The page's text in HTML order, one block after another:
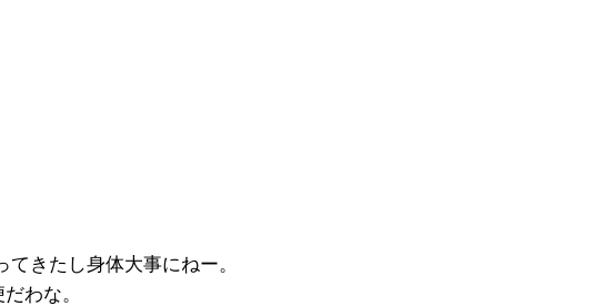
きたし身体大事にねー。
わな。